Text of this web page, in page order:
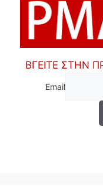
ΒΓΕΙΤΕ ΣΤΗΝ
Email